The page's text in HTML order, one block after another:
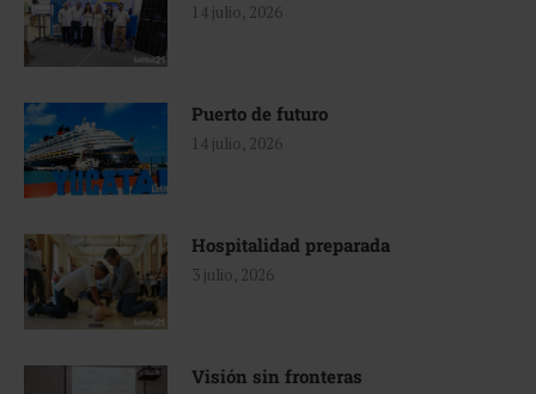
14 julio, 2026
Puerto de futuro
14 julio, 2026
Hospitalidad preparada
3 julio, 2026
Visión sin fronteras